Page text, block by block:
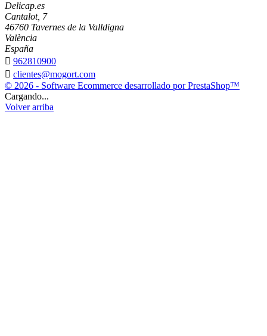
Delicap.es
Cantalot, 7
46760 Tavernes de la Valldigna
València
España
 962810900
 clientes@mogort.com
© 2026 - Software Ecommerce desarrollado por PrestaShop™
Cargando...
Volver arriba